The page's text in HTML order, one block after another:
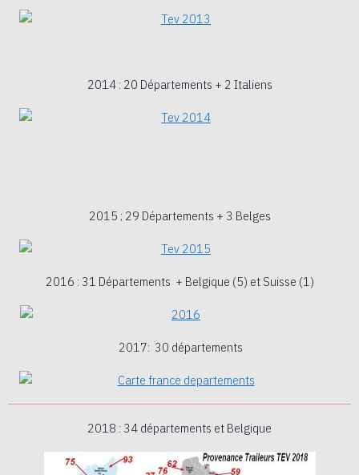
2014 : 20 Départements + 2 Italiens
2015 ; 29 Départements + 3 Belges
2016 : 31 Départements + Belgique (5) et Suisse (1)
2017: 30 départements
2018 : 34 départements et Belgique